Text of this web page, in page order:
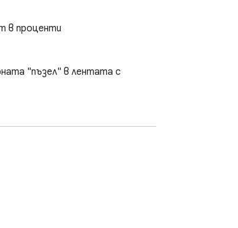
в проценти
"пъзел" в лентата с
Speed Adjuster, you can easily